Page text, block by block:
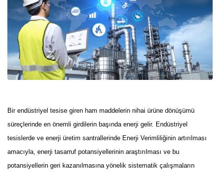
Bir endüstriyel tesise giren ham maddelerin nihai ürüne dönüşümü
süreçlerinde en önemli girdilerin başında enerji gelir. Endüstriyel
tesislerde ve enerji üretim santrallerinde Enerji Verimliliğinin artırılması
amacıyla, enerji tasarruf potansiyellerinin araştırılması ve bu
potansiyellerin geri kazanılmasına yönelik sistematik çalışmaların